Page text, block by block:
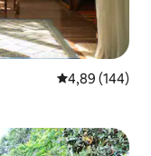
Classificação
4,89 (144)